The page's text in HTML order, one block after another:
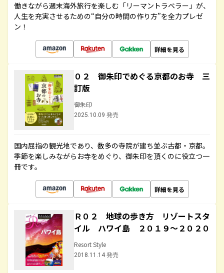
働きながら週末海外旅行を楽しむ「リーマントラベラー」が、
人生を充実させるための“自分の時間の作り方”を全力プレゼ
ン！
詳細を見る
０２ 御朱印でめぐる京都のお寺 三
訂版
御朱印
2025.10.09 発売
国内屈指の観光地であり、数多の寺院が建ち並ぶ古都・京都。
季節を楽しみながらお寺をめぐり、御朱印を頂くのに役立つ一
冊です。
詳細を見る
Ｒ０２ 地球の歩き方 リゾートスタ
イル ハワイ島 ２０１９～２０２０
Resort Style
2018.11.14 発売